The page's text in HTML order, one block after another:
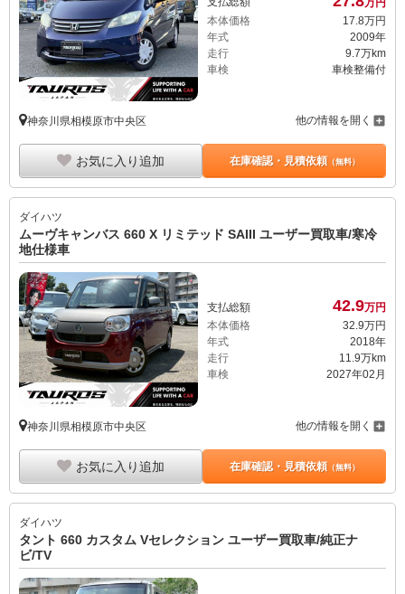
本体価格
17. 8万円
年式
2009年
走行
9.7万km
車検
車検整備付
神奈川県相模原市中央区 他の情報を開く
お気に入り追加 在庫確認・見積依頼（無料）
ダイハツ
ムーヴキャンバス 660 X リミテッド SAIII ユーザー買取車/寒冷
地仕様車
支払総額 42.9万円
本体価格
32.9万円
年式
2018年
走行
11.9万km
車検
2027年02月
神奈川県相模原市中央区 他の情報を開く
お気に入り追加 在庫確認・見積依頼（無料）
ダイハツ
タント 660 カスタム Vセレクション ユーザー買取車/純正ナ
ビ/TV